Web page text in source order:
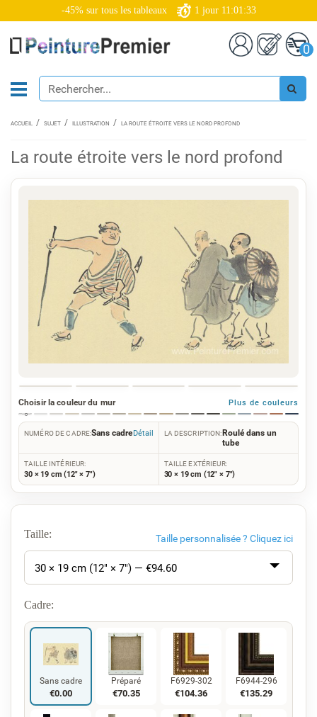
-45% sur tous les tableaux 1 jour 11:01:32
0
ACCUEIL SUJET ILLUSTRATION LA ROUTE ÉTROITE VERS LE NORD PROFOND
La route étroite vers le nord profond
Choisir la couleur du mur Plus de couleurs
NUMÉRO DE CADRE:Sans cadreDétail LA DESCRIPTION: Roulé dans un
tube
TAILLE INTÉRIEUR:
30 × 19 cm (12" × 7")
TAILLE EXTÉRIEUR:
30 × 19 cm (12" × 7")
Taille: Taille personnalisée ? Cliquez ici
30 × 19 cm (12" × 7") — €94.60
Cadre:
Sans cadre
€0.00
Préparé
€70.35
F6929-302
€104.36
F6944-296
€135.29